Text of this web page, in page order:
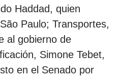
Haddad, quien
Paulo; Transportes,
al gobierno de
Simone Tebet,
en el Senado por